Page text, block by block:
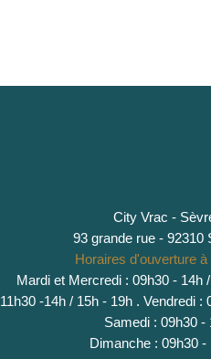
City Vrac -
93 grande rue - 92310
Horaires d'ouverture
Mardi et Mercredi : 09h30 - 14h
11h30 -14h / 15h - 19h . Vendredi :
Samedi : 09h30 -
Dimanche : 09h30 -